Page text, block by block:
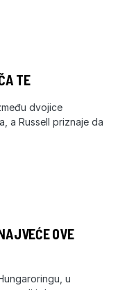
TE
dvojice
a Russell priznaje da
OVE
u